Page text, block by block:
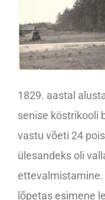
1829. aastal
senise köstrikooli
vastu võeti 24
ülesandeks oli
lõpetas esimene